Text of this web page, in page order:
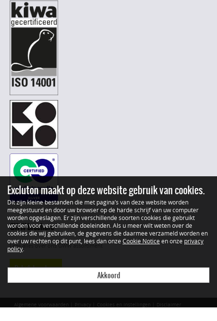
GWW brochure
Lees alles over ons GWW assortiment
Bekijk brochure
Algemene voorwaarden Privacy Cookies en instellingen Disclaimer
Excluton maakt op deze website gebruik van cookies.
Dit zijn kleine bestanden die met pagina’s van deze website worden
meegestuurd en door uw browser op de harde schrijf van uw computer
worden opgeslagen. Er zijn verschillende soorten cookies die gebruikt
worden voor verschillende doeleinden. Als u meer wilt weten over de
cookies die wij gebruiken, de gegevens die daarmee verzameld worden en
over uw rechten op dit punt, lees dan onze Cookie Notice en onze privacy
policy
Akkoord